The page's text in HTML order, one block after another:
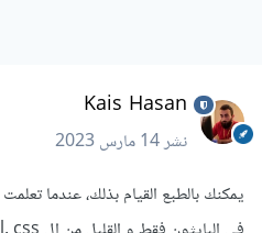
Kais Hasan
نشر14 مارس 2023